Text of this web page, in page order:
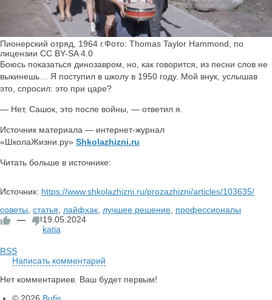
Пионерский отряд, 1964 г.Фото: Thomas Taylor Hammond, по
лицензии CC BY-SA 4.0
Боюсь показаться динозавром, но, как говорится, из песни слов не
выкинешь… Я поступил в школу в 1950 году. Мой внук, услышав
это, спросил: это при царе?
— Нет, Сашок, это после войны, — ответил я.
Источник материала — интернет-журнал
«ШколаЖизни.ру» Shkolazhizni.ru
Читать больше в источнике:
Источник: https://www.shkolazhizni.ru/prozazhizni/articles/103635/
советы, статья, лайфхак, лучшее решение, профессионалы
—
19.05.2024
katia
RSS
Написать комментарий
Нет комментариев. Ваш будет первым!